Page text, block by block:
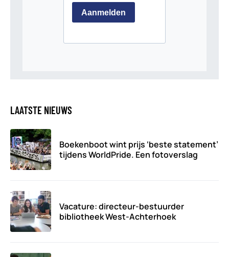
LAATSTE NIEUWS
Boekenboot wint prijs ‘beste statement’
tijdens WorldPride. Een fotoverslag
Vacature: directeur-bestuurder
bibliotheek West-Achterhoek